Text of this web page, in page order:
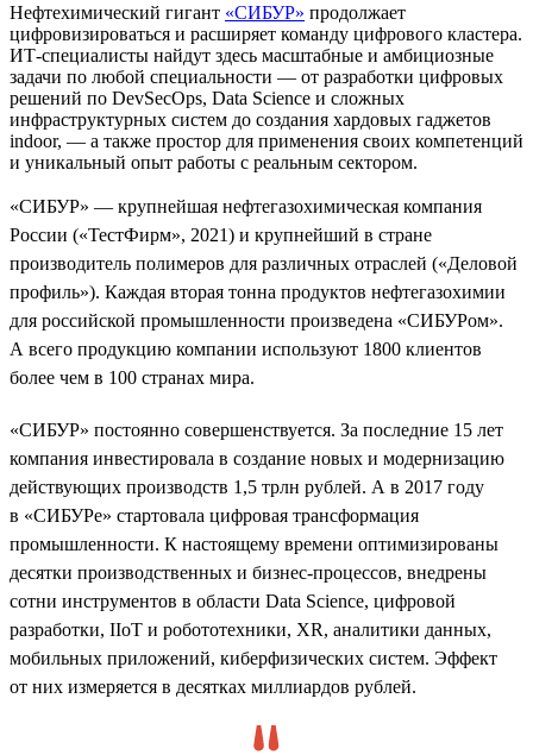
Нефтехимический гигант «СИБУР» продолжает
цифровизироваться и расширяет команду цифрового кластера.
ИТ-специалисты найдут здесь масштабные и амбициозные
задачи по любой специальности — от разработки цифровых
решений по DevSecOps, Data Science и сложных
инфраструктурных систем до создания хардовых гаджетов
indoor, — а также простор для применения своих компетенций
и уникальный опыт работы с реальным сектором.
«СИБУР» — крупнейшая нефтегазохимическая компания
России («ТестФирм», 2021) и крупнейший в стране
производитель полимеров для различных отраслей («Деловой
профиль»). Каждая вторая тонна продуктов нефтегазохимии
для российской промышленности произведена «СИБУРом».
А всего продукцию компании используют 1800 клиентов
более чем в 100 странах мира.
«СИБУР» постоянно совершенствуется. За последние 15 лет
компания инвестировала в создание новых и модернизацию
действующих производств 1,5 трлн рублей. А в 2017 году
в «СИБУРе» стартовала цифровая трансформация
промышленности. К настоящему времени оптимизированы
десятки производственных и бизнес-процессов, внедрены
сотни инструментов в области Data Science, цифровой
разработки, IIoT и робототехники, XR, аналитики данных,
мобильных приложений, киберфизических систем. Эффект
от них измеряется в десятках миллиардов рублей.